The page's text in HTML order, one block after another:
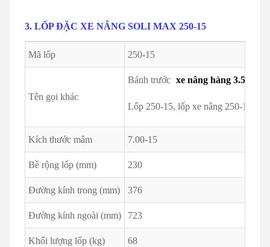
3. LỐP ĐẶC XE NÂNG SOLI MAX 250-15
Mã lốp 250-15
Tên gọi khác
Bánh trước xe nâng hàng 3.5 tấn
Lốp 250-15, lốp xe nâng 250-15
Kích thước mâm 7.00-15
Bề rộng lốp (mm) 230
Đường kính trong (mm) 376
Đường kính ngoài (mm) 723
Khối lượng lốp (kg) 68